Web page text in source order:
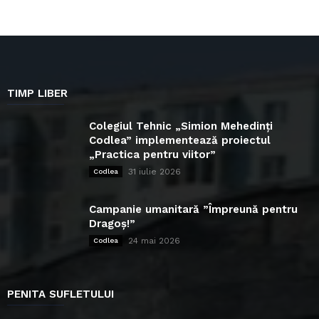
TIMP LIBER
Colegiul Tehnic „Simion Mehedinți
Codlea” implementează proiectul
„Practica pentru viitor”
Codlea 31 iulie 2026
Campanie umanitară ”Împreună pentru
Dragoș!”
Codlea 24 mai 2026
PENITA SUFLETULUI